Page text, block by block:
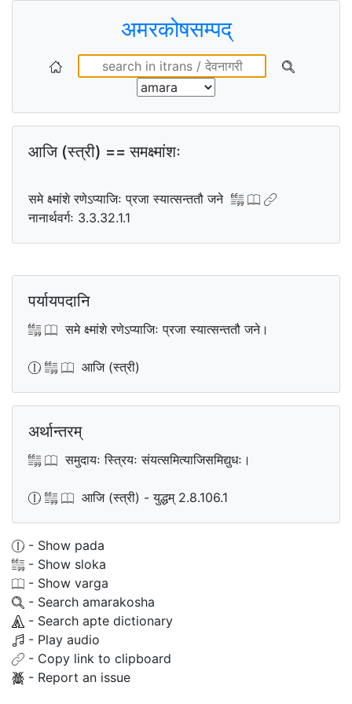
अमरकोषसम्पद्
आजि (स्त्री) == समक्ष्मांशः
समे क्ष्मांशे रणेऽप्याजिः प्रजा स्यात्सन्ततौ जने
नानार्थवर्गः 3.3.32.1.1
पर्यायपदानि
समे क्ष्मांशे रणेऽप्याजिः प्रजा स्यात्सन्ततौ जने।
आजि (स्त्री)
अर्थान्तरम्
समुदायः स्त्रियः संयत्समित्याजिसमिद्युधः।
आजि (स्त्री) - युद्धम् 2.8.106.1
- Show pada
- Show sloka
- Show varga
- Search amarakosha
- Search apte dictionary
- Play audio
- Copy link to clipboard
- Report an issue